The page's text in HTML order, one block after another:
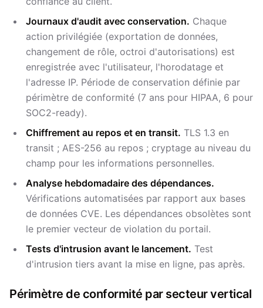
Journaux d'audit avec conservation. Chaque
action privilégiée (exportation de données,
changement de rôle, octroi d'autorisations) est
enregistrée avec l'utilisateur, l'horodatage et
l'adresse IP. Période de conservation définie par
périmètre de conformité (7 ans pour HIPAA, 6 pour
SOC2-ready).
Chiffrement au repos et en transit. TLS 1.3 en
transit ; AES-256 au repos ; cryptage au niveau du
champ pour les informations personnelles.
Analyse hebdomadaire des dépendances.
Vérifications automatisées par rapport aux bases
de données CVE. Les dépendances obsolètes sont
le premier vecteur de violation du portail.
Tests d'intrusion avant le lancement. Test
d'intrusion tiers avant la mise en ligne, pas après.
Périmètre de conformité par secteur vertical